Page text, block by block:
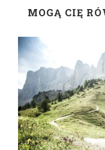
MOGĄ CIĘ